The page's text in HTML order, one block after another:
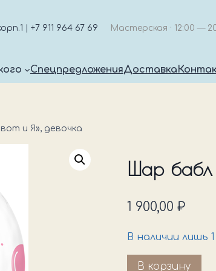
| +7 911 964 67 69 Мастерская · 12:00 —
СпецпредложенияДоставка
и Я», девочка
Шар бабл
1 900,00 ₽
В наличии лишь 1
Количество
В корзину